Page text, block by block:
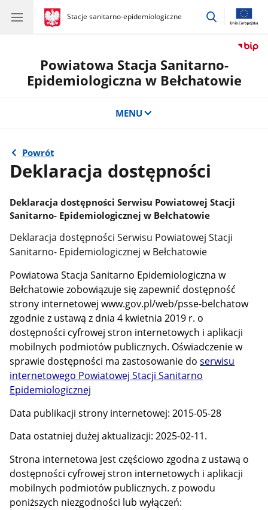
gov.pl
Stacje sanitarno-epidemiologiczne
gov.pl
Stacje
przejdź
Powiatowa Stacja Sanitarno-
Epidemiologiczna w Bełchatowie
MENU
Powrót
Deklaracja dostępności
Deklaracja dostępności Serwisu Powiatowej Stacji
Sanitarno- Epidemiologicznej w Bełchatowie
Deklaracja dostępności Serwisu Powiatowej Stacji
Sanitarno- Epidemiologicznej w Bełchatowie
Powiatowa Stacja Sanitarno Epidemiologiczna w
Bełchatowie zobowiązuje się zapewnić dostępność
strony internetowej www.gov.pl/web/psse-belchatow
zgodnie z ustawą z dnia 4 kwietnia 2019 r. o
dostępności cyfrowej stron internetowych i aplikacji
mobilnych podmiotów publicznych. Oświadczenie w
sprawie dostępności ma zastosowanie doserwisu
internetowego Powiatowej Stacji Sanitarno
Epidemiologicznej
Data publikacji strony internetowej: 2015-05-28
Data ostatniej dużej aktualizacji: 2025-02-11.
Strona internetowa jest częściowo zgodna z ustawą o
dostępności cyfrowej stron internetowych i aplikacji
mobilnych podmiotów publicznych. z powodu
poniższych niezgodności lub wyłączeń: